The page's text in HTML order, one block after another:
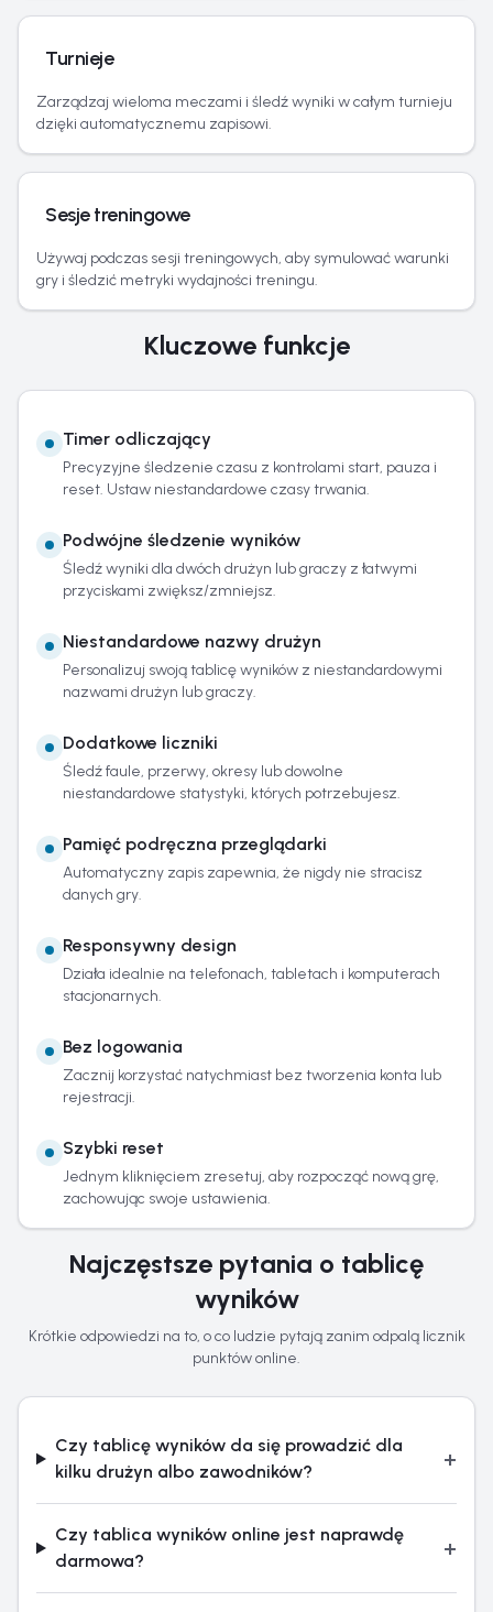
Turnieje
Zarządzaj wieloma meczami i śledź wyniki w całym turnieju
dzięki automatycznemu zapisowi.
Sesje treningowe
Używaj podczas sesji treningowych, aby symulować warunki
gry i śledzić metryki wydajności treningu.
Kluczowe funkcje
Timer odliczający
Precyzyjne śledzenie czasu z kontrolami start, pauza i
reset. Ustaw niestandardowe czasy trwania.
Podwójne śledzenie wyników
Śledź wyniki dla dwóch drużyn lub graczy z łatwymi
przyciskami zwiększ/zmniejsz.
Niestandardowe nazwy drużyn
Personalizuj swoją tablicę wyników z niestandardowymi
nazwami drużyn lub graczy.
Dodatkowe liczniki
Śledź faule, przerwy, okresy lub dowolne
niestandardowe statystyki, których potrzebujesz.
Pamięć podręczna przeglądarki
Automatyczny zapis zapewnia, że nigdy nie stracisz
danych gry.
Responsywny design
Działa idealnie na telefonach, tabletach i komputerach
stacjonarnych.
Bez logowania
Zacznij korzystać natychmiast bez tworzenia konta lub
rejestracji.
Szybki reset
Jednym kliknięciem zresetuj, aby rozpocząć nową grę,
zachowując swoje ustawienia.
Najczęstsze pytania o tablicę
wyników
Krótkie odpowiedzi na to, o co ludzie pytają zanim odpalą licznik
punktów online.
Czy tablicę wyników da się prowadzić dla
kilku drużyn albo zawodników?
+
Czy tablica wyników online jest naprawdę
darmowa?
+